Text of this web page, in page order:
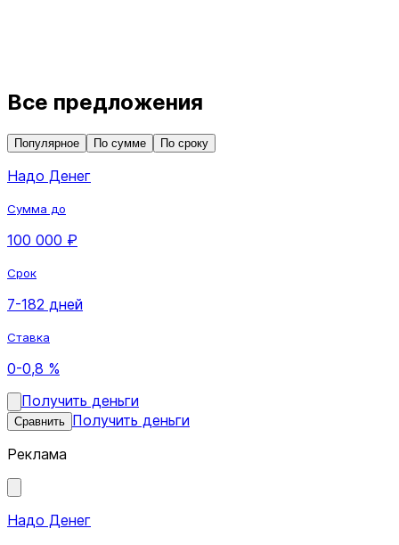
Все предложения
Популярное По сумме По сроку
Надо Денег
Сумма до
100 000 ₽
Срок
7-182 дней
Ставка
0-0,8 %
Получить деньги
Сравнить Получить деньги
Реклама
Надо Денег